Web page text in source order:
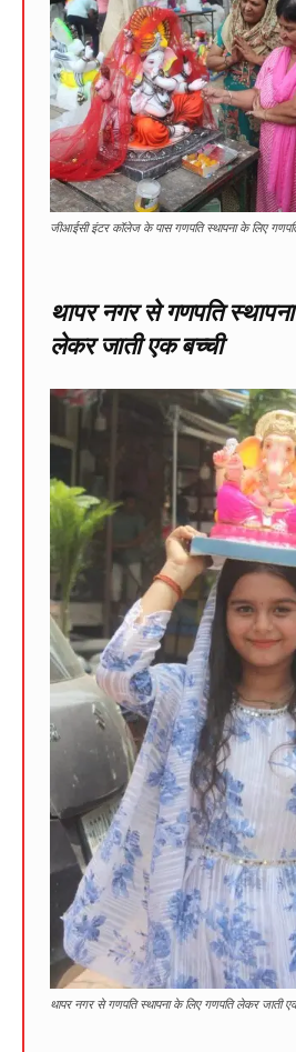
जीआईसी इंटर कॉलेज के पास गणपति स्थापना के लिए
थापर नगर से गणपति
लेकर जाती एक बच्ची
थापर नगर से गणपति स्थापना के लिए गणपति लेकर जाती